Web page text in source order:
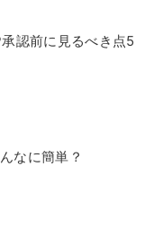
認前に見るべき点5
なに簡単？